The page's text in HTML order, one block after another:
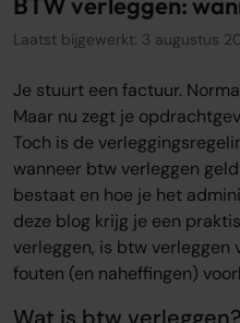
Laatst bijgewerkt: 3 augustus
Je stuurt een factuur.
Maar nu zegt je
Toch is de
wanneer btw verleggen
bestaat en hoe je het
deze blog krijg je een
verleggen, is btw
fouten (en naheffingen)
Over ons
Onze werkwijze
Onze kantoren
Adviescentrum
Sluit je aan
Word oamkb partner
Werken bij
1